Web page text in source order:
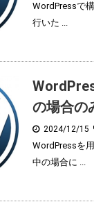
WordPressで
行いた ...
の場合の
2024/12/15
WordPressを
中の場合に ...